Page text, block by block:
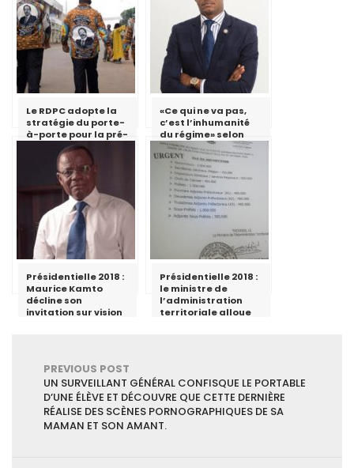
Le RDPC adopte la
stratégie du porte-
à-porte pour la pré-
campagne
électorale dans la
région de
l’Adamaoua
«Ce qui ne va pas,
c’est l’inhumanité
du régime» selon
Cabral Libii
Présidentielle 2018 :
Maurice Kamto
décline son
invitation sur vision
Présidentielle 2018 :
le ministre de
l’administration
territoriale alloue
PREVIOUS POST
UN SURVEILLANT GÉNÉRAL CONFISQUE LE PORTABLE
D’UNE ÉLÈVE ET DÉCOUVRE QUE CETTE DERNIÈRE
RÉALISE DES SCÈNES PORNOGRAPHIQUES DE SA
MAMAN ET SON AMANT.